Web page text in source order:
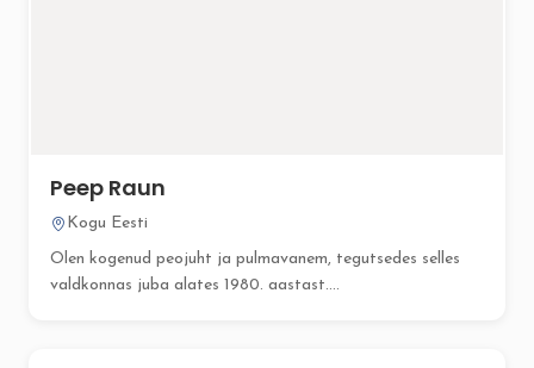
Peep Raun
Kogu Eesti
Olen kogenud peojuht ja pulmavanem, tegutsedes selles
valdkonnas juba alates 1980. aastast....